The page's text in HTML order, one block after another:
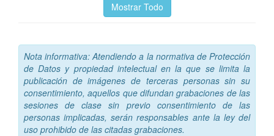
Mostrar Todo
Nota informativa: Atendiendo a la normativa de Protección
de Datos y propiedad intelectual en la que se limita la
publicación de imágenes de terceras personas sin su
consentimiento, aquellos que difundan grabaciones de las
sesiones de clase sin previo consentimiento de las
personas implicadas, serán responsables ante la ley del
uso prohibido de las citadas grabaciones.